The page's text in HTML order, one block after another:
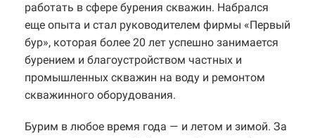
работать в сфере бурения скважин. Набрался
еще опыта и стал руководителем фирмы «Первый
бур», которая более 20 лет успешно занимается
бурением и благоустройством частных и
промышленных скважин на воду и ремонтом
скважинного оборудования.
Бурим в любое время года — и летом и зимой. За